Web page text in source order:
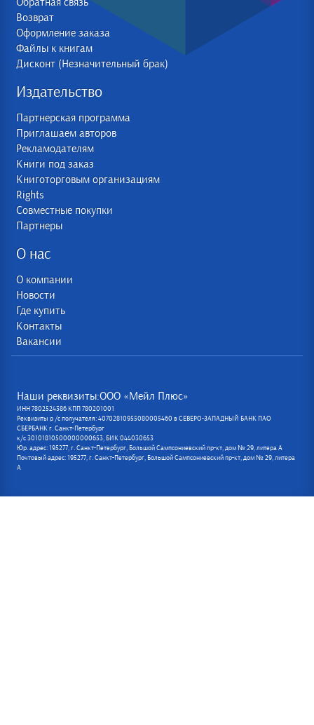
Возврат
Оформление заказа
Файлы к книгам
Дисконт (Незначительный брак)
Издательство
Партнерская программа
Приглашаем авторов
Рекламодателям
Книги под заказ
Книготорговым организациям
Rights
Совместные покупки
Партнеры
О нас
О компании
Новости
Где купить
Контакты
Вакансии
Наши реквизиты:ООО «Мейл Плюс»
ИНН 7802524386 КПП 780201001
Реквизиты р /с получателя: 40702810955080005460 в СЕВЕРО-ЗАПАДНЫЙ БАНК ПАО
СБЕРБАНК г. Санкт-Петербург
к/с 30101810500000000653, БИК 044030653
Юр. адрес: 195277, г. Санкт-Петербург, Большой Сампсониевский пр-кт, дом № 29, литера А
Почтовый адрес: 195277, г. Санкт-Петербург, Большой Сампсониевский пр-кт, дом № 29, литера
А